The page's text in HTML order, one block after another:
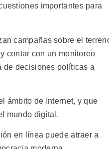
importantes para
campañas sobre el
contar con un monitoreo
de decisiones políticas a
ámbito de Internet, y que
mundo digital.
en línea puede atraer a